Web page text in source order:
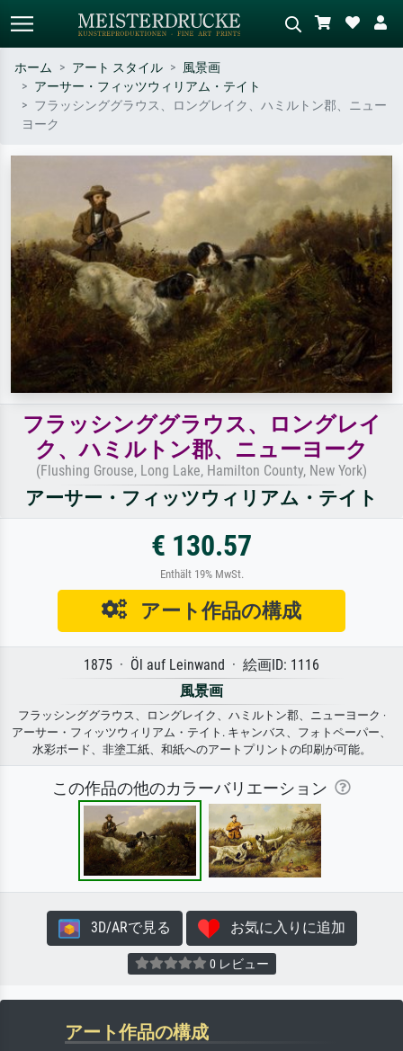
標準検索 AI画像検索
作家名・作品名・スタイルで検索
油絵、木のそばの立ち姿のヌー
ド。
ホーム アート スタイル
風景画
アーサー・フィッツウィリアム・テイト
フラッシンググラウス、ロングレイク、ハミルトン郡、ニュー
ヨーク
フラッシンググラウス、ロングレイ
ク、ハミルトン郡、ニューヨーク
(Flushing Grouse, Long Lake, Hamilton County, New York)
アーサー・フィッツウィリアム・テイト
€ 130.57
Enthält 19% MwSt.
アート作品の構成
1875 · Öl auf Leinwand · 絵画ID: 1116
風景画
フラッシンググラウス、ロングレイク、ハミルトン郡、ニューヨーク ·
アーサー・フィッツウィリアム・テイト. キャンバス、フォトペーパー、
水彩ボード、非塗工紙、和紙へのアートプリントの印刷が可能。
この作品の他のカラーバリエーション
3D/ARで見る お気に入りに追加
0 レビュー
アート作品の構成